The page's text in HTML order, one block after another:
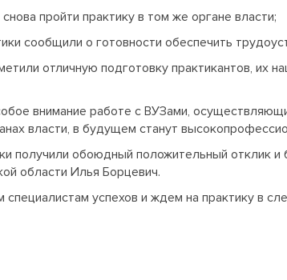
пройти практику в том же органе власти;
сообщили о готовности обеспечить
отличную подготовку практикантов, их
внимание работе с ВУЗами,
власти, в будущем станут
получили обоюдный положительный отклик
области Илья Борцевич.
успехов и ждем на практику в